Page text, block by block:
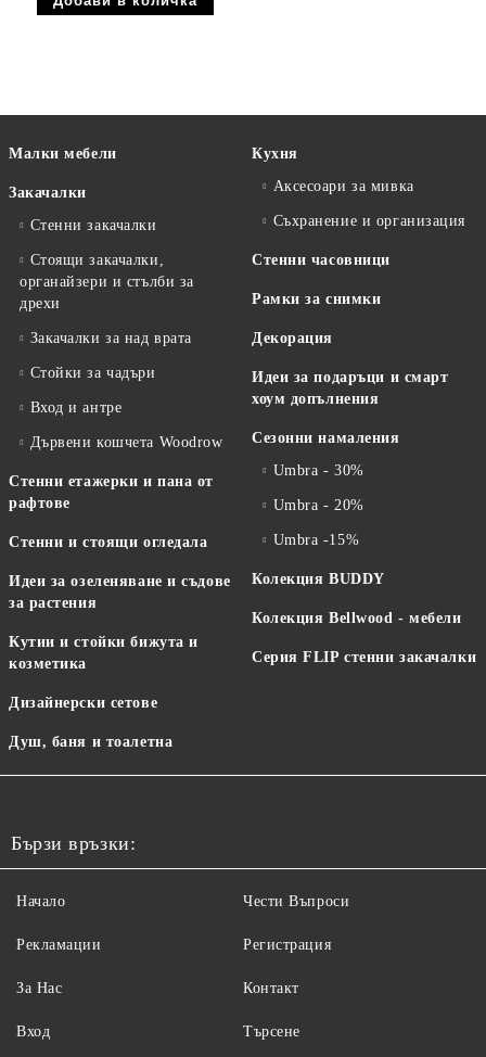
Малки мебели
Закачалки
Стенни закачалки
Стоящи закачалки,
органайзери и стълби за
дрехи
Закачалки за над врата
Стойки за чадъри
Вход и антре
Дървени кошчета Woodrow
Стенни етажерки и пана от
рафтове
Стенни и стоящи огледала
Идеи за озеленяване и съдове
за растения
Кутии и стойки бижута и
козметика
Дизайнерски сетове
Душ, баня и тоалетна
Кухня
Аксесоари за мивка
Съхранение и организация
Стенни часовници
Рамки за снимки
Декорация
Идеи за подаръци и смарт
хоум допълнения
Сезонни намаления
Umbra - 30%
Umbra - 20%
Umbra -15%
Колекция BUDDY
Колекция Bellwood - мебели
Серия FLIP стенни закачалки
Бързи връзки:
Начало
Рекламации
За Нас
Вход
Чести Въпроси
Регистрация
Контакт
Търсене